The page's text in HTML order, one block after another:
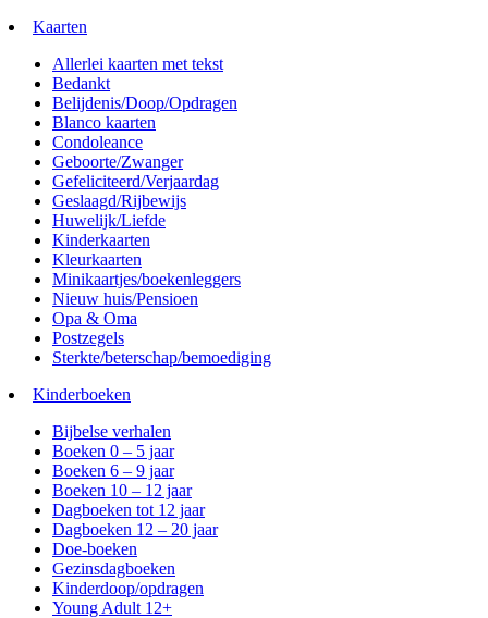
Kaarten
Allerlei kaarten met tekst
Bedankt
Belijdenis/Doop/Opdragen
Blanco kaarten
Condoleance
Geboorte/Zwanger
Gefeliciteerd/Verjaardag
Geslaagd/Rijbewijs
Huwelijk/Liefde
Kinderkaarten
Kleurkaarten
Minikaartjes/boekenleggers
Nieuw huis/Pensioen
Opa & Oma
Postzegels
Sterkte/beterschap/bemoediging
Kinderboeken
Bijbelse verhalen
Boeken 0 – 5 jaar
Boeken 6 – 9 jaar
Boeken 10 – 12 jaar
Dagboeken tot 12 jaar
Dagboeken 12 – 20 jaar
Doe-boeken
Gezinsdagboeken
Kinderdoop/opdragen
Young Adult 12+